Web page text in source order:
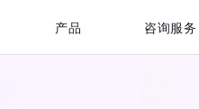
产品 咨询服务